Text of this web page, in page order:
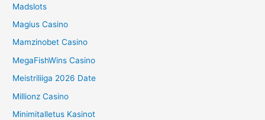
Madslots
Magius Casino
Mamzinobet Casino
MegaFishWins Casino
Meistriliiga 2026 Date
Millionz Casino
Minimitalletus Kasinot